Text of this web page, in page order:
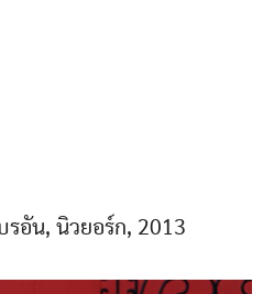
รอัน, นิวยอร์ก, 2013